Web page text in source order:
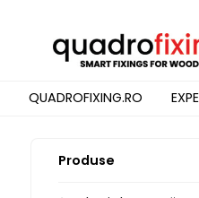
QUADROFIXING.RO
Produse